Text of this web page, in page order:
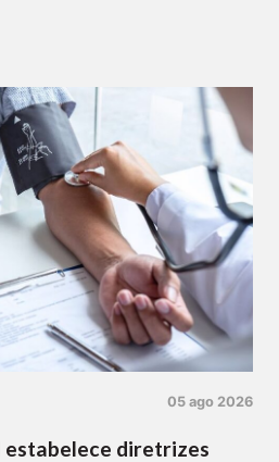
05 ago 2026
estabelece diretrizes